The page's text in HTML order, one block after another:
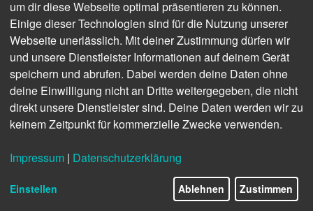
um dir diese Webseite optimal präsentieren zu können.
Einige dieser Technologien sind für die Nutzung unserer
Webseite unerlässlich. Mit deiner Zustimmung dürfen wir
und unsere Dienstleister Informationen auf deinem Gerät
speichern und abrufen. Dabei werden deine Daten ohne
deine Einwilligung nicht an Dritte weitergegeben, die nicht
direkt unsere Dienstleister sind. Deine Daten werden wir zu
keinem Zeitpunkt für kommerzielle Zwecke verwenden.
Impressum | Datenschutzerklärung
Einstellen Ablehnen Zustimmen